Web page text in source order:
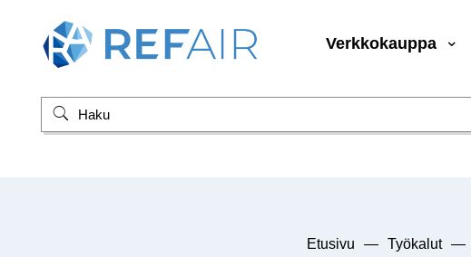
Verkkokauppa
Etusivu — Työkalut —